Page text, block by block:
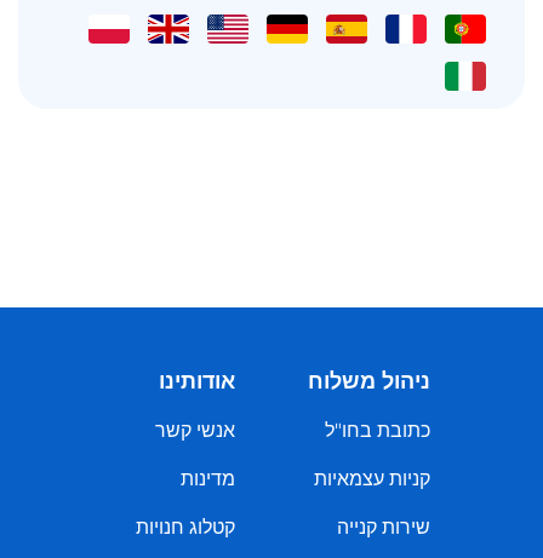
ניהול משלוח
כתובת בחו"ל
קניות עצמאיות
שירות קנייה
אודותינו
אנשי קשר
מדינות
קטלוג חנויות